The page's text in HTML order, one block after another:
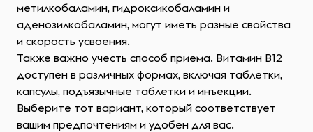
метилкобаламин, гидроксикобаламин и
аденозилкобаламин, могут иметь разные свойства
и скорость усвоения.
Также важно учесть способ приема. Витамин B12
доступен в различных формах, включая таблетки,
капсулы, подъязычные таблетки и инъекции.
Выберите тот вариант, который соответствует
вашим предпочтениям и удобен для вас.